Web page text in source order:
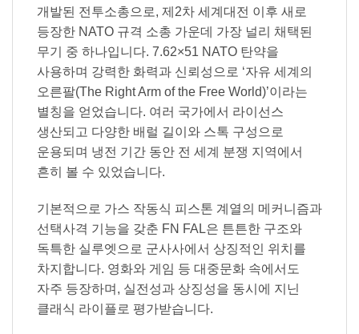
개발된 전투소총으로, 제2차 세계대전 이후 새로
등장한 NATO 규격 소총 가운데 가장 널리 채택된
무기 중 하나입니다. 7.62×51 NATO 탄약을
사용하며 강력한 화력과 신뢰성으로 ‘자유 세계의
오른팔(The Right Arm of the Free World)’이라는
별칭을 얻었습니다. 여러 국가에서 라이선스
생산되고 다양한 배럴 길이와 스톡 구성으로
운용되며 냉전 기간 동안 전 세계 분쟁 지역에서
흔히 볼 수 있었습니다.
기본적으로 가스 작동식 피스톤 계열의 메커니즘과
선택사격 기능을 갖춘 FN FAL은 튼튼한 구조와
독특한 실루엣으로 군사사에서 상징적인 위치를
차지합니다. 영화와 게임 등 대중문화 속에서도
자주 등장하며, 실전성과 상징성을 동시에 지닌
클래식 라이플로 평가받습니다.